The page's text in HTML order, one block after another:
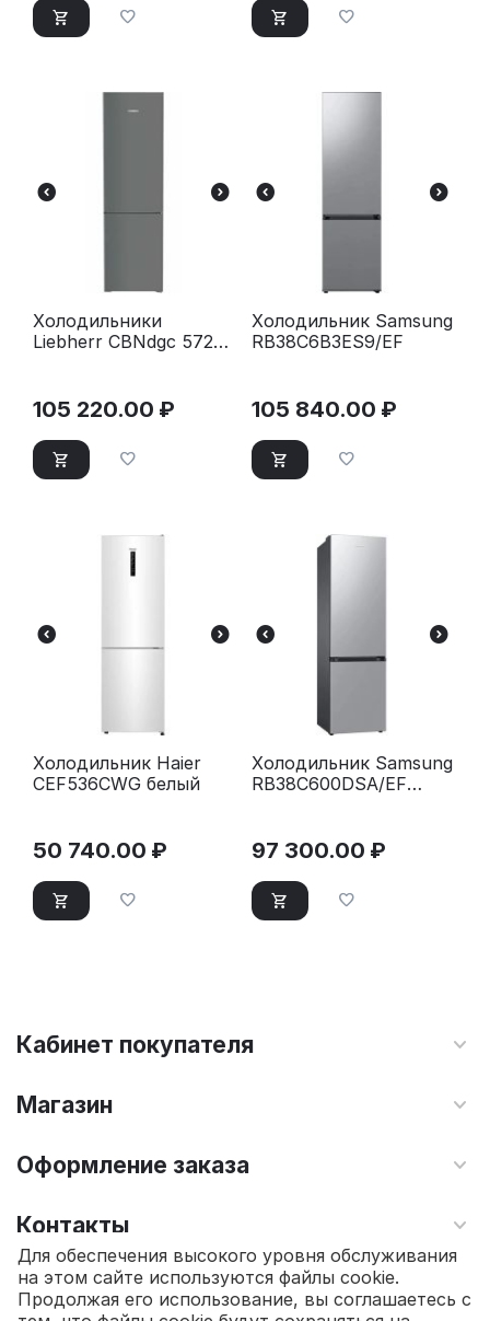
Холодильники
Liebherr CBNdgc 5723-
105 220.00 ₽
Холодильник Samsung
RB38C6B3ES9/EF
105 840.00 ₽
Холодильник Haier
CEF536CWG белый
50 740.00 ₽
Холодильник Samsung
RB38C600DSA/EF
97 300.00 ₽
Кабинет покупателя
Магазин
Оформление заказа
Контакты
© 2010 - 2026 Интернет магазин TOPSTO.
Для обеспечения высокого уровня обслуживания
на этом сайте используются файлы cookie.
Продолжая его использование, вы соглашаетесь с